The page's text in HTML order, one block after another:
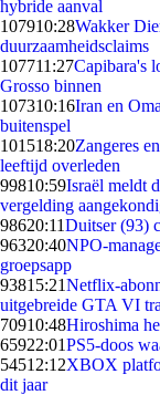
hybride aanval
107910:28Wakker
duurzaamheidsclaims
107711:27Capibara's
Grosso binnen
107310:16Iran en
buitenspel
101518:20Zangeres
leeftijd overleden
99810:59Israël meldt
vergelding
98620:11Duitser (93)
96320:40NPO-
groepsapp
93815:21Netflix-
uitgebreide GTA VI
70910:48Hiroshima
65922:01PS5-doos
54512:12XBOX
dit jaar